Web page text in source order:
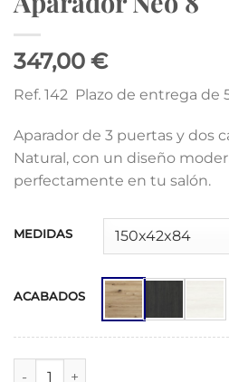
347,00 €
Ref. 142 Plazo de entrega de
Aparador de 3 puertas y dos
Natural, con un diseño
perfectamente en tu salón.
MEDIDAS
ACABADOS
Aparador Neo 8 cantidad